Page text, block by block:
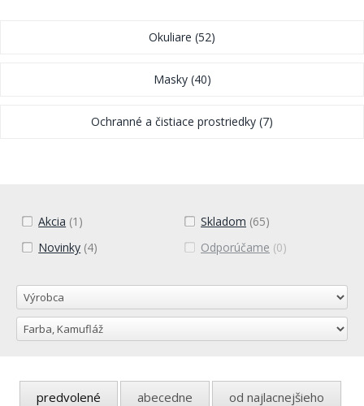
Okuliare (52)
Masky(40)
Ochranné a čistiace prostriedky (7)
Akcia (1) Skladom (65)
Novinky (4) Odporúčame (0)
predvolené abecedne od najlacnejšieho